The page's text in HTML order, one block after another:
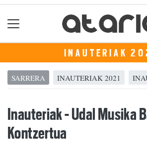
INAUTERIAK
SARRERA INAUTERIAK 2021
Inauteriak - Udal Musika
Kontzertua